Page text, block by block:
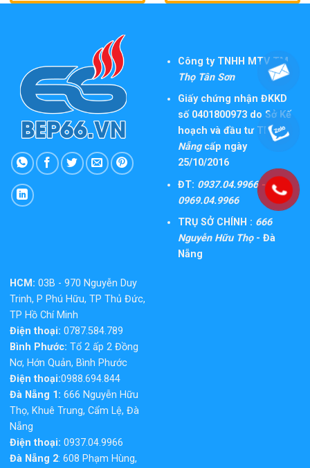
Công ty TNHH MTV TM
Thọ Tân Sơn
Giấy chứng nhận ĐKKD
số 0401800973 do Sở Kế
hoạch và đầu tư TPĐà
Nẵngcấp ngày
25/10/2016
ĐT: 0937.04.9966 -
0969.04.9966
TRỤ SỞ CHÍNH : 666
Nguyễn Hữu Thọ- Đà
Nẵng
HCM: 03B - 970 Nguyễn Duy
Trinh, P Phú Hữu, TP Thủ Đức,
TP Hồ Chí Minh
Điện thoại: 0787.584.789
Bình Phước: Tổ 2 ấp 2 Đồng
Nơ, Hớn Quản, Bình Phước
Điện thoại:0988.694.844
Đà Nẵng 1: 666 Nguyễn Hữu
Thọ, Khuê Trung, Cẩm Lệ, Đà
Nẵng
Điện thoại: 0937.04.9966
Đà Nẵng 2: 608 Phạm Hùng,